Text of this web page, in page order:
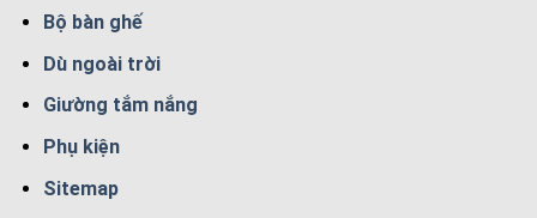
Bộ bàn ghế
Dù ngoài trời
Giường tắm nắng
Phụ kiện
Sitemap